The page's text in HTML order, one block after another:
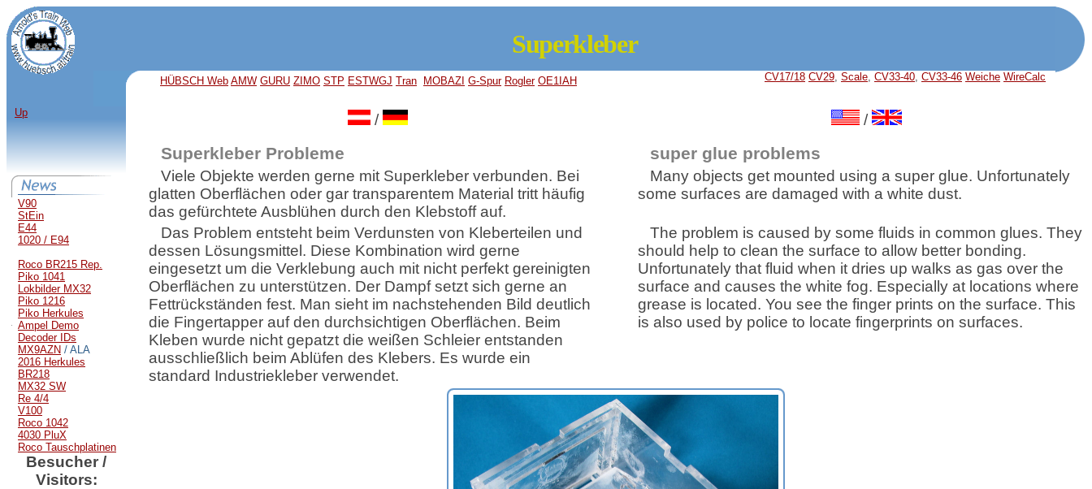
Superkleber
HÜBSCH Web AMW GURU ZIMO STP ESTWGJ Tran MOBAZI G-Spur Rogler OE1IAH CV17/18 CV29, Scale, CV33-40, CV33-46 Weiche WireCalc
Up
V90
StEin
E44
1020 / E94
Roco BR215 Rep.
Piko 1041
Lokbilder MX32
Piko 1216
Piko Herkules
Ampel Demo
Decoder IDs
MX9AZN / ALA
2016 Herkules
BR218
MX32 SW
Re 4/4
V100
Roco 1042
4030 PluX
Roco Tauschplatinen
Besucher /
Visitors:
/ /
Superkleber Probleme super glue problems
Viele Objekte werden gerne mit Superkleber verbunden. Bei
glatten Oberflächen oder gar transparentem Material tritt häufig
das gefürchtete Ausblühen durch den Klebstoff auf.
Many objects get mounted using a super glue. Unfortunately
some surfaces are damaged with a white dust.
Das Problem entsteht beim Verdunsten von Kleberteilen und
dessen Lösungsmittel. Diese Kombination wird gerne
eingesetzt um die Verklebung auch mit nicht perfekt gereinigten
Oberflächen zu unterstützen. Der Dampf setzt sich gerne an
Fettrückständen fest. Man sieht im nachstehenden Bild deutlich
die Fingertapper auf den durchsichtigen Oberflächen. Beim
Kleben wurde nicht gepatzt die weißen Schleier entstanden
ausschließlich beim Ablüfen des Klebers. Es wurde ein
standard Industriekleber verwendet.
The problem is caused by some fluids in common glues. They
should help to clean the surface to allow better bonding.
Unfortunately that fluid when it dries up walks as gas over the
surface and causes the white fog. Especially at locations where
grease is located. You see the finger prints on the surface. This
is also used by police to locate fingerprints on surfaces.